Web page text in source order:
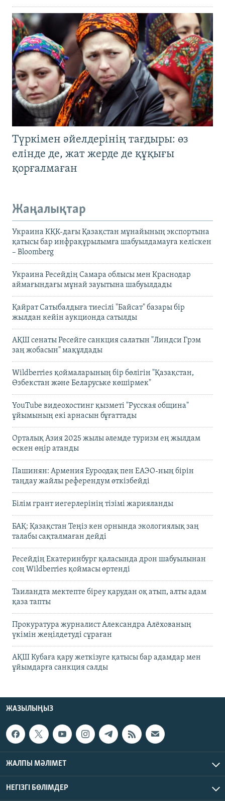
Түркімен әйелдерінің тағдыры: өз
елінде де, жат жерде де құқығы
қорғалмаған
Жаңалықтар
Украина КҚК-дағы Қазақстан мұнайының экспортына
қатысы бар инфрақұрылымға шабуылдамауға келіскен
– Bloomberg
Украина Ресейдің Самара облысы мен Краснодар
аймағындағы мұнай зауытына шабуылдады
Қайрат Сатыбалдыға тиесілі "Байсат" базары бір
жылдан кейін аукционда сатылды
АҚШ сенаты Ресейге санкция салатын "Линдси Грэм
заң жобасын" мақұлдады
Wildberries қоймаларының бір бөлігін "Қазақстан,
Өзбекстан және Беларуське көшірмек"
YouTube видеохостинг қызметі "Русская община"
ұйымының екі арнасын бұғаттады
Орталық Азия 2025 жылы әлемде туризм ең жылдам
өскен өңір атанды
Пашинян: Армения Еуроодақ пен ЕАЭО-ның бірін
таңдау жайлы референдум өткізбейді
Білім грант иегерлерінің тізімі жарияланды
БАҚ: Қазақстан Теңіз кен орнында экологиялық заң
талабы сақталмаған дейді
Ресейдің Екатеринбург қаласында дрон шабуылынан
соң Wildberries қоймасы өртенді
Таиландта мектепте біреу қарудан оқ атып, алты адам
қаза тапты
Прокуратура журналист Александра Алёхованың
үкімін жеңілдетуді сұраған
АҚШ Кубаға қару жеткізуге қатысы бар адамдар мен
ұйымдарға санкция салды
ЖАЗЫЛЫҢЫЗ
ЖАЛПЫ МӘЛІМЕТ
НЕГІЗГІ БӨЛІМДЕР